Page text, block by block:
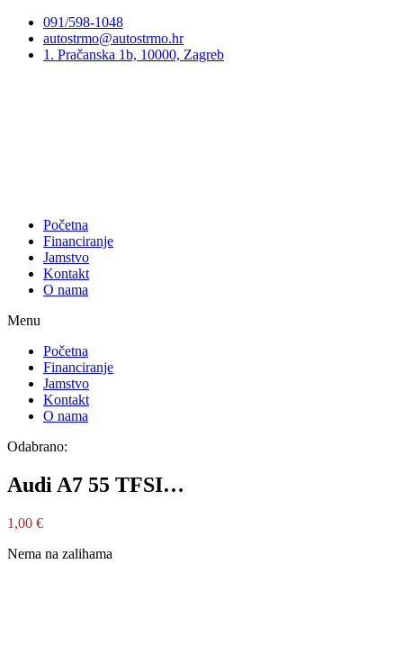
Preskoči
sadržaj
091/598-1048
autostrmo@autostrmo.hr
1. Pračanska 1b, 10000, Zagreb
Početna
Financiranje
Jamstvo
Kontakt
O nama
Menu
Početna
Financiranje
Jamstvo
Kontakt
O nama
Odabrano:
Audi A7 55 TFSI…
1,00 €
Nema na zalihama